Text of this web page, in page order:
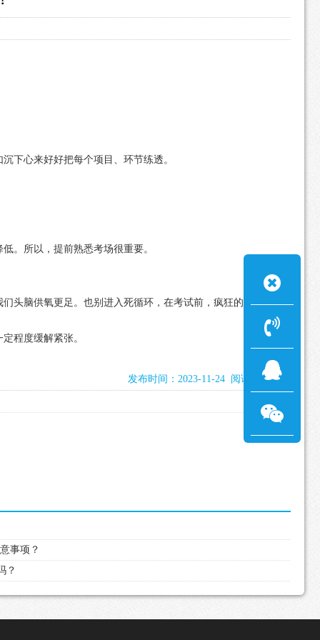
下心来好好把每个项目、环节练透。
。所以，提前熟悉考场很重要。
头脑供氧更足。也别进入死循环，在考试前，疯狂的深呼吸，
程度缓解紧张。
发布时间：2023-11-24 阅读：2056次
事项？
？